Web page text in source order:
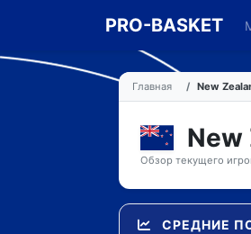
PRO-BASKET
Главная New
New
Обзор текущего
СРЕДНИЕ